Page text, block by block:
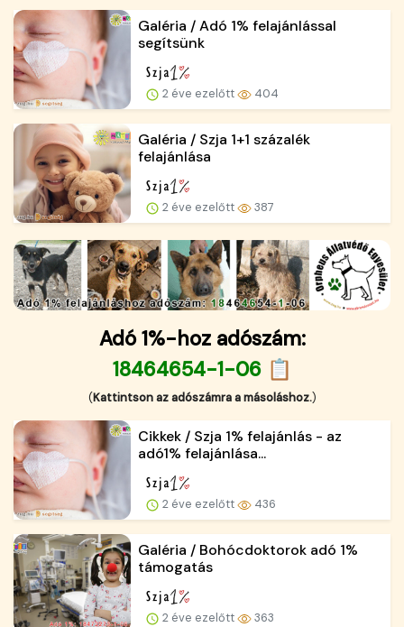
Galéria / Adó 1% felajánlással
segítsünk
2 éve ezelőtt 404
Galéria / Szja 1+1 százalék
felajánlása
2 éve ezelőtt 387
Adó 1%-hoz adószám:
18464654-1-06 📋
(Kattintson az adószámra a másoláshoz.)
Cikkek / Szja 1% felajánlás - az
adó1% felajánlása...
2 éve ezelőtt 436
Galéria / Bohócdoktorok adó 1%
támogatás
2 éve ezelőtt 363